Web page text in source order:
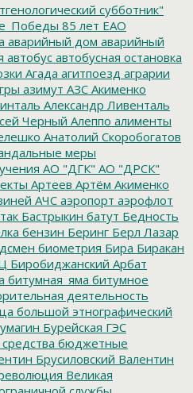
субботник"
85 лет ЕАО
аварийный дом аварийный
автобус автобусная остановка
Агада агитпоезд аграрии
азимут АЗС Акименко
Александр Ливенталь
Черный Алеппо алименты
Анатолий Скоробогатов
меры
АО "ДГК" АО "ДРСК"
Артеев Артём Акименко
АЧС аэропорт аэрофлот
Бастрыкин батут Бедность
бензин Беринг Берл Лазар
биометрия Бира Биракан
Биробиджанский Арбат
битумная_яма битумное
деятельность
большой этнографический
Бурейская ГЭС
бюджетные
Брусиловский Валентин
Великая